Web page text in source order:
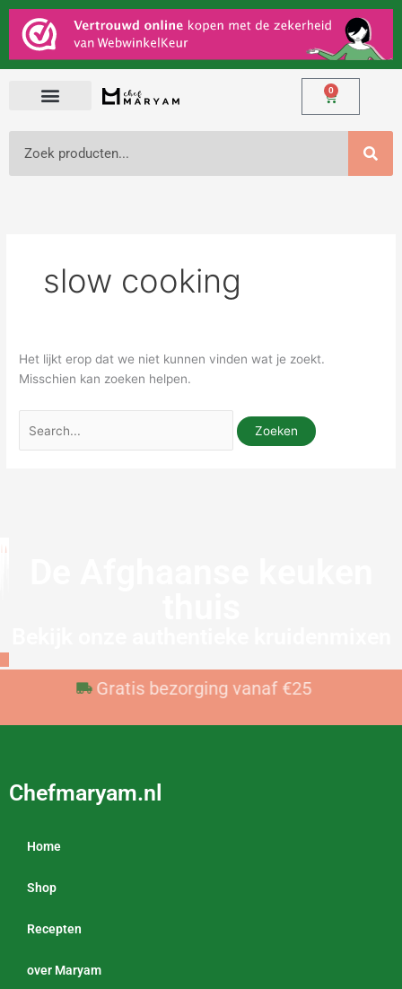
Ga
naar
inhoud
0
Winkelwagen
slow cooking
Het lijkt erop dat we niet kunnen vinden wat je zoekt.
Misschien kan zoeken helpen.
Zoek
naar:
Gratis bezorging vanaf €25
Voor 23:59 besteld, vandaag verzonden
Chefmaryam.nl
Home
Shop
Recepten
over Maryam